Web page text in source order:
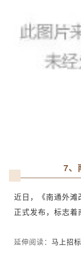
7、
近日，《南通外滩
正式发布，标志着
延伸阅读： 马上招